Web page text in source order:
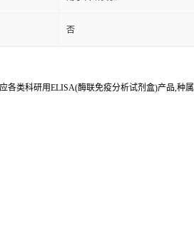
否
各类科研用ELISA(酶联免疫分析试剂盒)产品,